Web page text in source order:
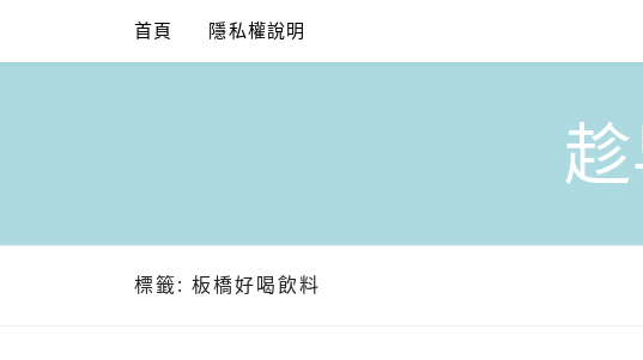
content
首頁 隱私權說明
標籤: 板橋好喝飲料